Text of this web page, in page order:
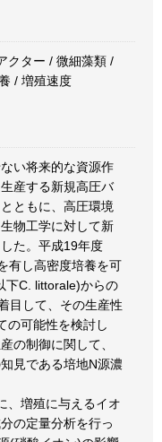
クター / 微細藻類 /
/ 増殖速度
い将来的な資源作
産する新規高圧バ
ともに、高圧環境
物工学に対して新
た。平成19年度
有し高密度培養を可
下C. littorale)からの
目して、その生産性
の可能性を検討し
の制御に関して、
見である培地N源濃
、増殖に与えるイオ
の定量分析を行っ